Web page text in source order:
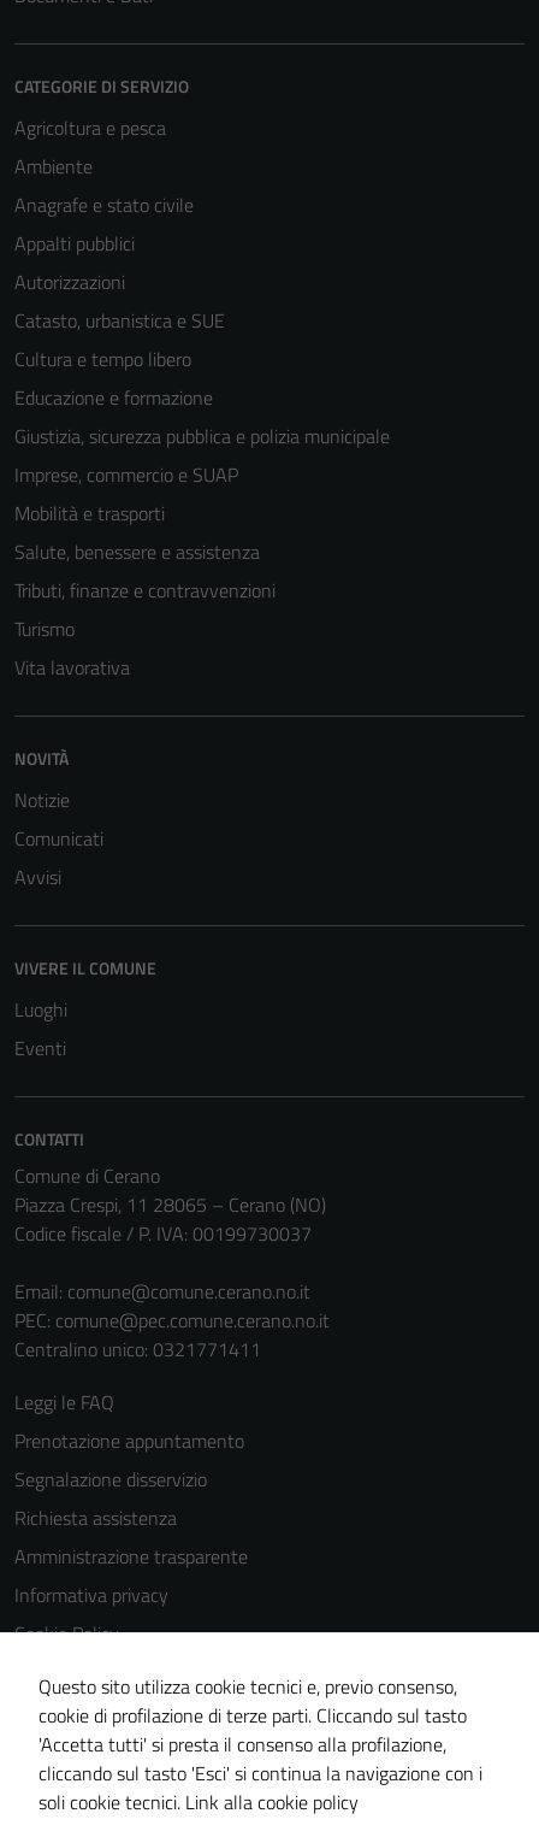
CATEGORIE DI SERVIZIO
Agricoltura e pesca
Ambiente
Anagrafe e stato civile
Appalti pubblici
Autorizzazioni
Catasto, urbanistica e SUE
Cultura e tempo libero
Educazione e formazione
Giustizia, sicurezza pubblica e polizia municipale
Imprese, commercio e SUAP
Mobilità e trasporti
Salute, benessere e assistenza
Tributi, finanze e contravvenzioni
Turismo
Vita lavorativa
NOVITÀ
Notizie
Comunicati
Avvisi
VIVERE IL COMUNE
Luoghi
Eventi
CONTATTI
Comune di Cerano
Piazza Crespi, 11 28065 – Cerano (NO)
Codice fiscale / P. IVA: 00199730037
Email: comune@comune.cerano.no.it
PEC: comune@pec.comune.cerano.no.it
Centralino unico: 0321771411
Leggi le FAQ
Prenotazione appuntamento
Segnalazione disservizio
Richiesta assistenza
Amministrazione trasparente
Informativa privacy
Cookie Policy
Dichiarazione di accessibilità
Piano di miglioramento del sito
Meccanismo di feedback
Questo sito utilizza cookie tecnici e, previo consenso,
cookie di profilazione di terze parti. Cliccando sul tasto
'Accetta tutti' si presta il consenso alla profilazione,
cliccando sul tasto 'Esci' si continua la navigazione con i
soli cookie tecnici. Link alla cookie policy
Questi cookie
essere
informazioni